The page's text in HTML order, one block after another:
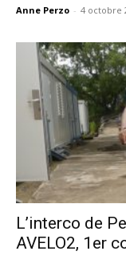
Anne Perzo - 4 octobre
L’interco de
AVELO2, 1er